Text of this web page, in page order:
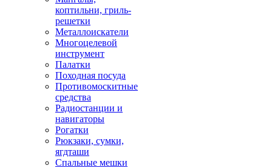
коптильни, гриль-
решетки
Металлоискатели
Многоцелевой
инструмент
Палатки
Походная посуда
Противомоскитные
средства
Радиостанции и
навигаторы
Рогатки
Рюкзаки, сумки,
ягдташи
Спальные мешки